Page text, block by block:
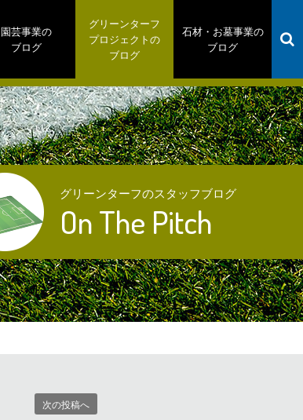
園芸事業の
ブログ
グリーンターフ
プロジェクトの
ブログ
石材・お墓事業の
ブログ
グリーンターフのスタッフブログ
On The Pitch
次の投稿へ